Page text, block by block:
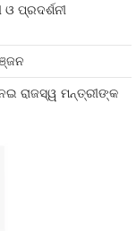
ପ୍ରଦର୍ଶନୀ
ରାଜସ୍ୱ ମନ୍ତ୍ରୀଙ୍କ